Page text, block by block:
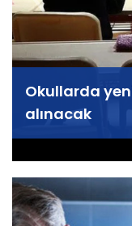
Okullarda
alınacak